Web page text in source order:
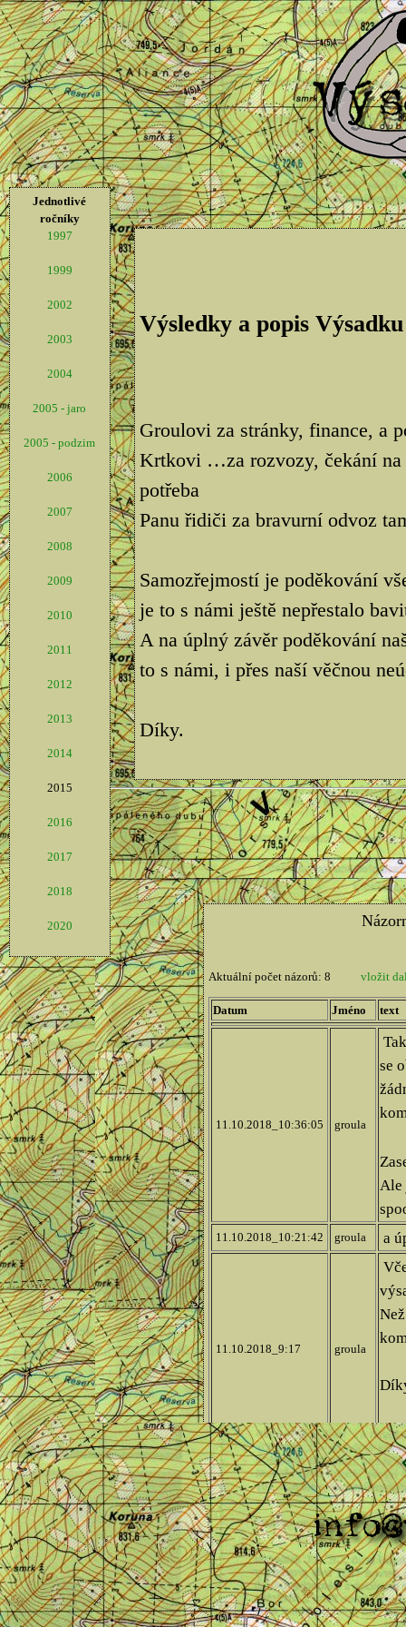
Jednotlivé
ročníky
1997
1999
2002
2003
2004
2005 - jaro
2005 - podzim
2006
2007
2008
2009
2010
2011
2012
2013
2014
2015
2016
2017
2018
2020
Výsledky a popis Výsadku
Groulovi za stránky, finance, a
Krtkovi …za rozvozy, čekání na
potřeba
Panu řidiči za bravurní odvoz
Samozřejmostí je poděkování
je to s námi ještě nepřestalo
A na úplný závěr poděkování
to s námi, i přes naší věčnou
Díky.